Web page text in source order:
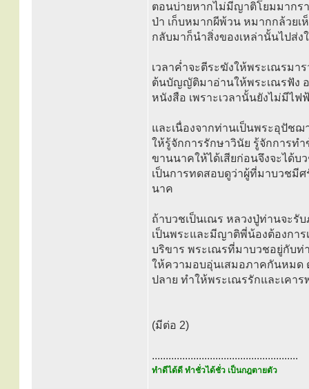
ตอนบ่ายหากไม่มีญาติโยมมากร
ป่า เก็บหมากผีพ้วน หมากกล้วยเ
กลับมาก็นำสิ่งของเหล่านั้นไปส่ง
เวลาค่ำจะตีระฆังให้พระเณรมา
ต้นบัญญัติมาอ่านให้พระเณรฟัง อ
หนังสือ เพราะเวลานั้นยังไม่มีไ
และเนื่องจากท่านเป็นพระอุปัช
ให้รู้จักการรักษาวินัย รู้จักการท
ขานนาคให้ได้เสียก่อนจึงจะได้
เป็นการทดสอบดูว่าผู้ที่มาบวชมี
นาค
ถ้าบวชเป็นเณร หลวงปู่ท่านจะรั
เป็นพระและมีญาติพี่น้องต้องการ
บริขาร พระเณรที่มาบวชอยู่กับท่
ให้ความอบอุ่นเสมอภาคกันหมด
ปลาย ทำให้พระเณรรักและเคา
(มีต่อ 2)
.....................................................
ทำดีได้ดี ทำชั่วได้ชั่ว เป็นกฎตายตัว